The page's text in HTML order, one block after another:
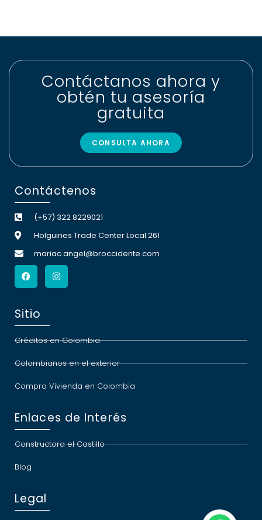
Contáctanos ahora y
obtén tu asesoría
gratuita
CONSULTA AHORA
Contáctenos
(+57) 322 8229021
Holguines Trade Center Local 261
mariac.angel@broccidente.com
Sitio
Créditos en Colombia
Colombianos en el exterior
Compra Vivienda en Colombia
Enlaces de Interés
Constructora el Castillo
Blog
Legal